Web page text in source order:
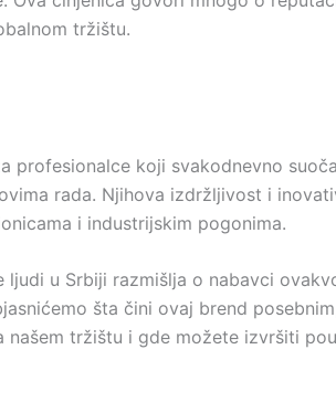
tržištu.
profesionalce koji svakodnevno
rada. Njihova izdržljivost i
i industrijskim pogonima.
u Srbiji razmišlja o nabavci
šta čini ovaj brend
našem tržištu i gde možete izvršiti